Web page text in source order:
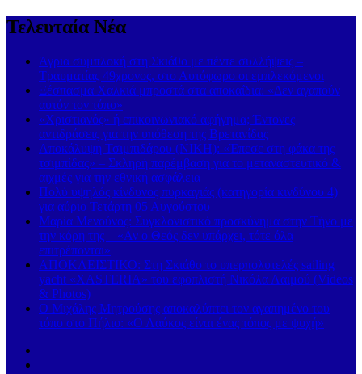
Τελευταία Νέα
Άγρια συμπλοκή στη Σκιάθο με πέντε συλλήψεις –
Τραυματίας 49χρονος, στο Αυτόφωρο οι εμπλεκόμενοι
Ξέσπασμα Χαλκιά μπροστά στα αποκαΐδια: «Δεν αγαπούν
αυτόν τον τόπο»
«Χριστιανός» ή επικοινωνιακό αφήγημα; Έντονες
αντιδράσεις για την υπόθεση της Βρετανίδας
Αποκάλυψη Τσιμπιδάρου (ΝΙΚΗ): «Έπεσε στη φάκα της
τσιμπίδας» – Σκληρή παρέμβαση για το μεταναστευτικό &
αιχμές για την εθνική ασφάλεια
Πολύ υψηλός κίνδυνος πυρκαγιάς (κατηγορία κινδύνου 4)
για αύριο Τετάρτη 05 Αυγούστου
Μαρία Μενούνος: Συγκλονιστικό προσκύνημα στην Τήνο με
την κόρη της – «Αν ο Θεός δεν υπάρχει, τότε όλα
επιτρέπονται»
ΑΠΟΚΛΕΙΣΤΙΚΟ: Στη Σκιάθο το υπερπολυτελές sailing
yacht «XASTERIA» του εφοπλιστή Νικόλα Λαιμού (Videos
& Photos)
Ο Μιχάλης Μητρούσης αποκαλύπτει τον αγαπημένο του
τόπο στο Πήλιο: «Ο Λαύκος είναι ένας τόπος με ψυχή»